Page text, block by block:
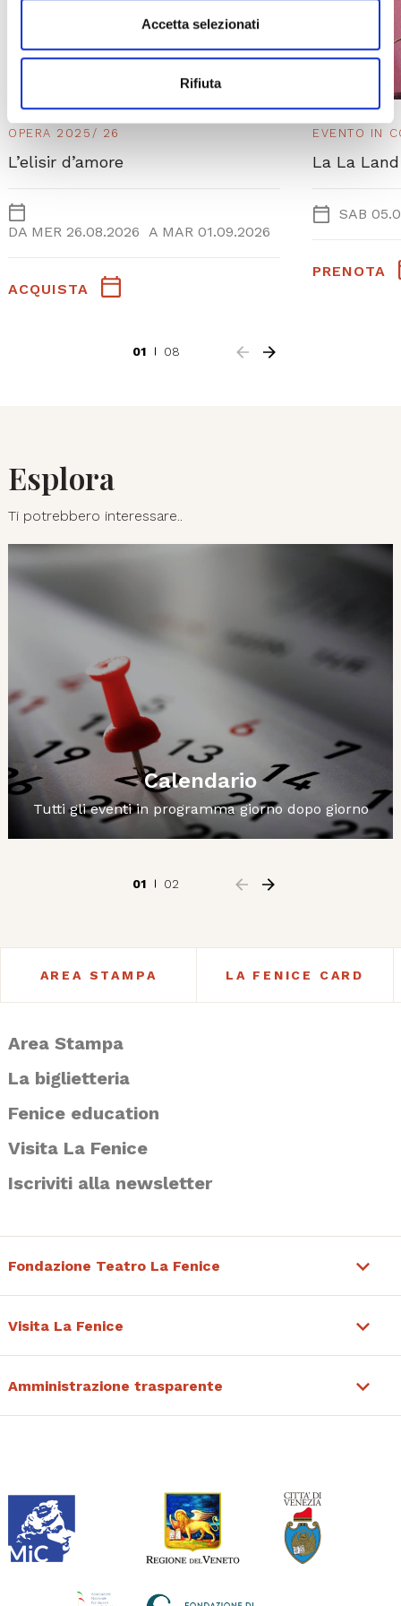
Accetta selezionati
Rifiuta
OPERA 2025/ 26
L’elisir d’amore
DA MER 26.08.2026 A MAR 01.09.2026
ACQUISTA
EVENTO IN
La La
SAB
PRENOTA
01 08
Esplora
Ti potrebbero interessare..
Calendario
Tutti gli eventi in programma giorno dopo giorno
01 02
AREA STAMPA LA FENICE CARD
Area Stampa
La biglietteria
Fenice education
Visita La Fenice
Iscriviti alla newsletter
Fondazione Teatro La Fenice
Visita La Fenice
Amministrazione trasparente